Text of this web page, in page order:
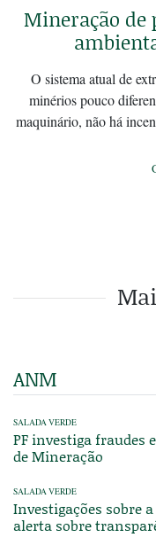
Mineração de
O sistema atual de
minérios pouco
maquinário, não há
ANM
SALADA VERDE
PF investiga fraudes
de Mineração
SALADA VERDE
Investigações sobre
alerta sobre